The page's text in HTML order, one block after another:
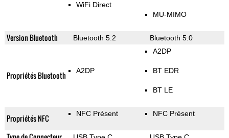
WiFi Direct
MU-MIMO
Version Bluetooth Bluetooth 5.2 Bluetooth 5.0
Propriétés Bluetooth A2DP
A2DP
BT EDR
BT LE
Propriétés NFC NFC Présent NFC Présent